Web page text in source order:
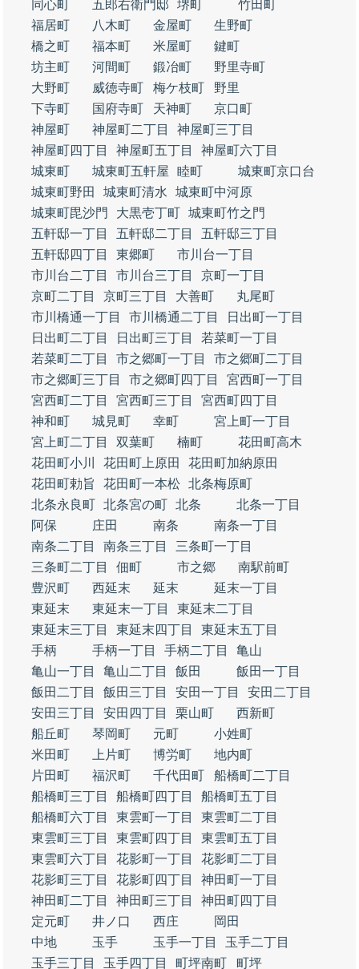
同心町 五郎右衛門邸 堺町
竹田町
福居町
八木町 金屋町
生野町
橋之町
福本町 米屋町
鍵町
坊主町
河間町 鍛冶町
野里寺町
大野町
威徳寺町 梅ケ枝町
野里
下寺町
国府寺町 天神町
京口町
神屋町
神屋町二丁目
神屋町三丁目
神屋町四丁目
神屋町五丁目
神屋町六丁目
城東町
城東町五軒屋 睦町
城東町京口台
城東町野田
城東町清水
城東町中河原
城東町毘沙門
大黒壱丁町 城東町竹之門
五軒邸一丁目
五軒邸二丁目
五軒邸三丁目
五軒邸四丁目
東郷町
市川台一丁目
市川台二丁目
市川台三丁目
京町一丁目
京町二丁目
京町三丁目 大善町
丸尾町
市川橋通一丁目
市川橋通二丁目
日出町一丁目
日出町二丁目
日出町三丁目
若菜町一丁目
若菜町二丁目
市之郷町一丁目
市之郷町二丁目
市之郷町三丁目
市之郷町四丁目
宮西町一丁目
宮西町二丁目
宮西町三丁目
宮西町四丁目
神和町
城見町 幸町
宮上町一丁目
宮上町二丁目
双葉町 楠町
花田町高木
花田町小川
花田町上原田
花田町加納原田
花田町勅旨
花田町一本松 北条梅原町
北条永良町 北条宮の町 北条
北条一丁目
阿保
庄田 南条
南条一丁目
南条二丁目
南条三丁目
三条町一丁目
三条町二丁目
佃町 市之郷
南駅前町
豊沢町
西延末 延末
延末一丁目
東延末
東延末一丁目
東延末二丁目
東延末三丁目
東延末四丁目
東延末五丁目
手柄
手柄一丁目 手柄二丁目
亀山
亀山一丁目
亀山二丁目 飯田
飯田一丁目
飯田二丁目
飯田三丁目 安田一丁目
安田二丁目
安田三丁目
安田四丁目 栗山町
西新町
船丘町
琴岡町 元町
小姓町
米田町
上片町 博労町
地内町
片田町
福沢町 千代田町
船橋町二丁目
船橋町三丁目
船橋町四丁目
船橋町五丁目
船橋町六丁目
東雲町一丁目
東雲町二丁目
東雲町三丁目
東雲町四丁目
東雲町五丁目
東雲町六丁目
花影町一丁目
花影町二丁目
花影町三丁目
花影町四丁目
神田町一丁目
神田町二丁目
神田町三丁目
神田町四丁目
定元町
井ノ口 西庄
岡田
中地
玉手 玉手一丁目
玉手二丁目
玉手三丁目
玉手四丁目 町坪南町
町坪